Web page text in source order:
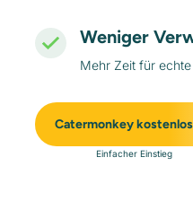
Weniger
Mehr Zeit für
Catermonkey
Einfacher Einstieg